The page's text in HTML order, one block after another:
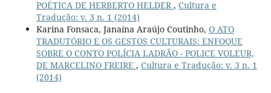
POÉTICA DE HERBERTO HELDER, Cultura e
Tradução: v. 3 n. 1 (2014)
Karina Fonsaca, Janaína Araújo Coutinho, O ATO
TRADUTÓRIO E OS GESTOS CULTURAIS: ENFOQUE
SOBRE O CONTO POLÍCIA LADRÃO - POLICE VOLEUR,
DE MARCELINO FREIRE , Cultura e Tradução: v. 3 n. 1
(2014)